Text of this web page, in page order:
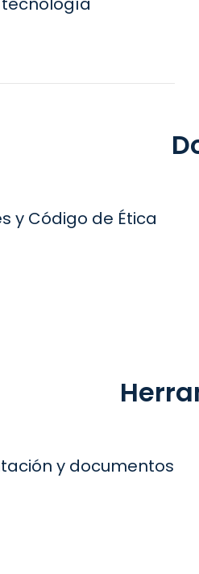
y Código de Ética
y documentos